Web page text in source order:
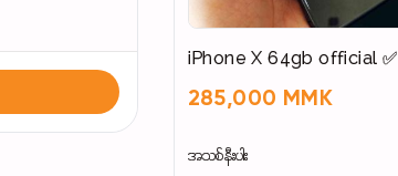
iPhone X 64gb official ✅
285,000 MMK
အသစ်နီးပါး